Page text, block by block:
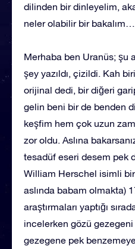
dilinden bir dinleyelim,
neler olabilir bir bakalım…
Merhaba ben Uranüs; şu
şey yazıldı, çizildi. Kah
orijinal dedi, bir diğeri
gelin beni bir de benden
keşfim hem çok uzun
zor oldu. Aslına
tesadüf eseri desem pek
William Herschel isimli
aslında babam olmakta)
araştırmaları yaptığı
incelerken gözü
gezegene pek